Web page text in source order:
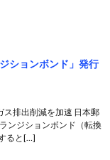
ションボンド」発行
排出削減を加速 日本郵
ンジションボンド（転換
ると[…]